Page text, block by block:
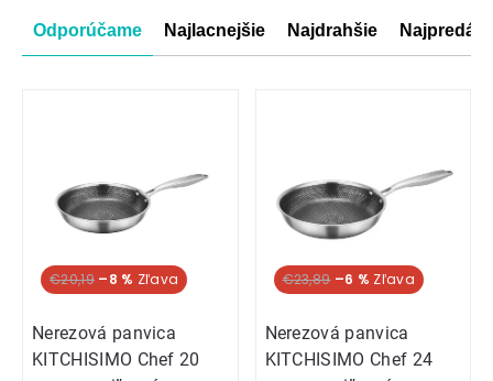
Radenie
produktov
Odporúčame Najlacnejšie Najdrahšie
€20,19 –8 %
Nerezová panvica
KITCHISIMO Chef 20
€23,89 –6 %
Nerezová panvica
KITCHISIMO Chef 24